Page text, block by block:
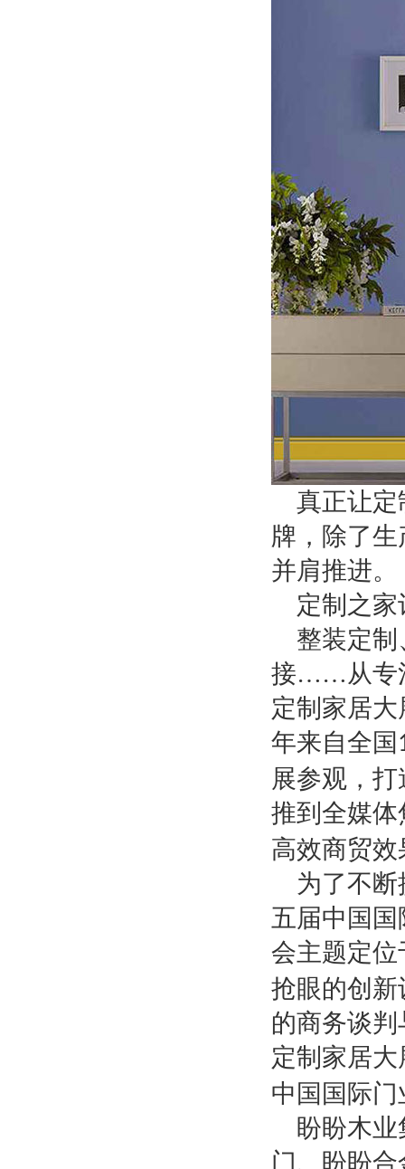
真正让定
牌，除了
并肩推进。
定制之
整装定
接……从专
定制家居
年来自全国
展参观，
推到全媒
高效商贸效
为了不
五届中国
会主题定位
抢眼的创
的商务谈
定制家居
中国国际
盼盼木
门、盼盼